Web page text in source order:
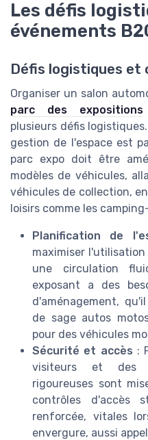
Les défis
événements
Défis logistiques et
Organiser un salon
parc des expositions
plusieurs défis
gestion de l'espace est
parc expo doit être
modèles de véhicules,
véhicules de collection,
loisirs comme les
Planification de
maximiser
une circulation
exposant a des
d'aménagement,
de sage autos
pour des véhicules
Sécurité et accès :
visiteurs et des
rigoureuses sont
contrôles d'accès
renforcée, vitales
envergure, aussi